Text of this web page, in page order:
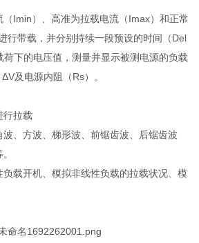
Imin）、高准为拉载电流（Imax）和正常
行带载，并分别持续一段预设的时间（Del
下的电压值，测量并显示被测电源的负载
及电源内阻（Rs）。
行拉载
、方波、梯形波、前锯齿波、后锯齿波
载开机、模拟非线性负载的拉载状况、模